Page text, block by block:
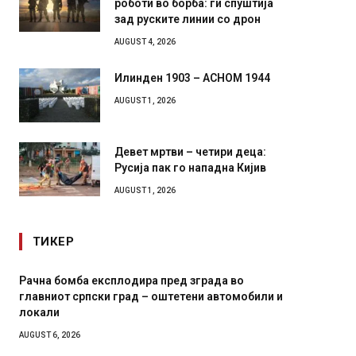
зад руските линии со дрон
AUGUST 4, 2026
Илинден 1903 – АСНОМ 1944
AUGUST 1, 2026
Девет мртви – четири деца:
Русија пак го нападна Кијив
AUGUST 1, 2026
ТИКЕР
бомба експлодира пред зграда во
српски град – оштетени автомобили и
6, 2026
11-месечна